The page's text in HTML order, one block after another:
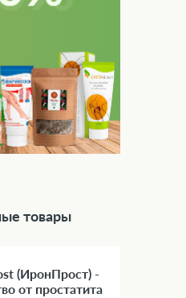
товары
(ИронПрост) -
от простатита